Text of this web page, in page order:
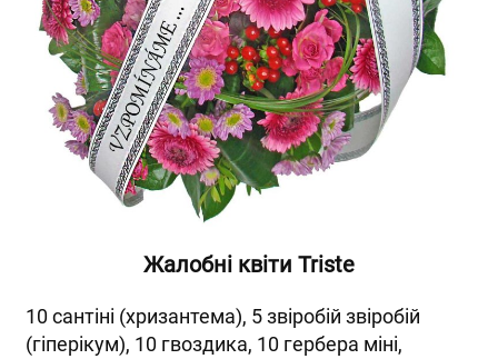
Жалобні квіти Triste
10 сантіні (хризантема), 5 звіробій звіробій
(гіперікум), 10 гвоздика, 10 гербера міні,